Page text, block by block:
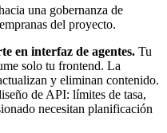
una gobernanza de
del proyecto.
en interfaz de agentes. Tu
solo tu frontend. La
y eliminan contenido.
de API: límites de tasa,
necesitan planificación